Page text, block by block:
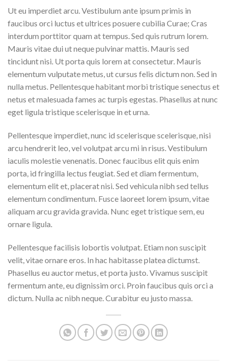
Ut eu imperdiet arcu. Vestibulum ante ipsum primis in
faucibus orci luctus et ultrices posuere cubilia Curae; Cras
interdum porttitor quam at tempus. Sed quis rutrum lorem.
Mauris vitae dui ut neque pulvinar mattis. Mauris sed
tincidunt nisi. Ut porta quis lorem at consectetur. Mauris
elementum vulputate metus, ut cursus felis dictum non. Sed in
nulla metus. Pellentesque habitant morbi tristique senectus et
netus et malesuada fames ac turpis egestas. Phasellus at nunc
eget ligula tristique scelerisque in et urna.
Pellentesque imperdiet, nunc id scelerisque scelerisque, nisi
arcu hendrerit leo, vel volutpat arcu mi in risus. Vestibulum
iaculis molestie venenatis. Donec faucibus elit quis enim
porta, id fringilla lectus feugiat. Sed et diam fermentum,
elementum elit et, placerat nisi. Sed vehicula nibh sed tellus
elementum condimentum. Fusce laoreet lorem ipsum, vitae
aliquam arcu gravida gravida. Nunc eget tristique sem, eu
ornare ligula.
Pellentesque facilisis lobortis volutpat. Etiam non suscipit
velit, vitae ornare eros. In hac habitasse platea dictumst.
Phasellus eu auctor metus, et porta justo. Vivamus suscipit
fermentum ante, eu dignissim orci. Proin faucibus quis orci a
dictum. Nulla ac nibh neque. Curabitur eu justo massa.